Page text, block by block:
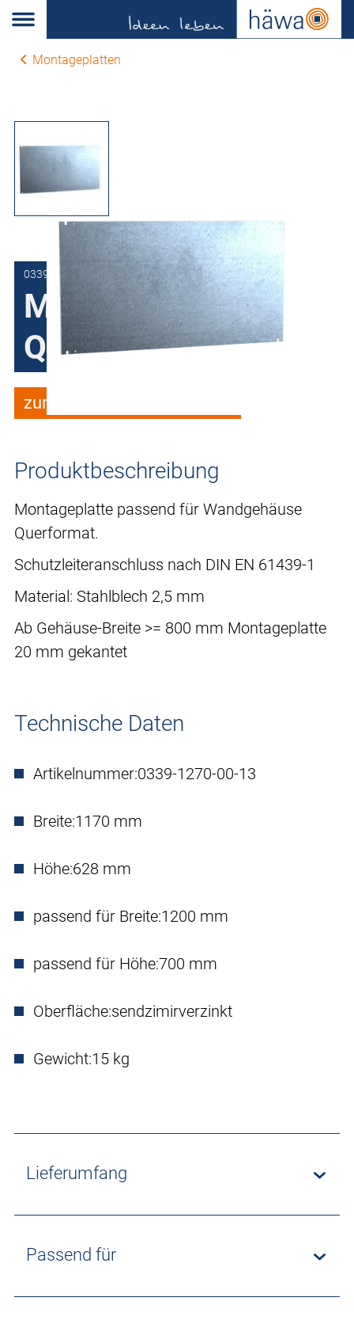
Montageplatten
0339-1270-00-13
Montageplatte
Querformat
zum Merkzettel hinzufügen
Produktbeschreibung
Montageplatte passend für Wandgehäuse
Querformat.
Schutzleiteranschluss nach DIN EN 61439-1
Material: Stahlblech 2,5 mm
Ab Gehäuse-Breite >= 800 mm Montageplatte
20 mm gekantet
Technische Daten
Artikelnummer:0339-1270-00-13
Breite:1170 mm
Höhe:628 mm
passend für Breite:1200 mm
passend für Höhe:700 mm
Oberfläche:sendzimirverzinkt
Gewicht:15 kg
Lieferumfang
Passend für